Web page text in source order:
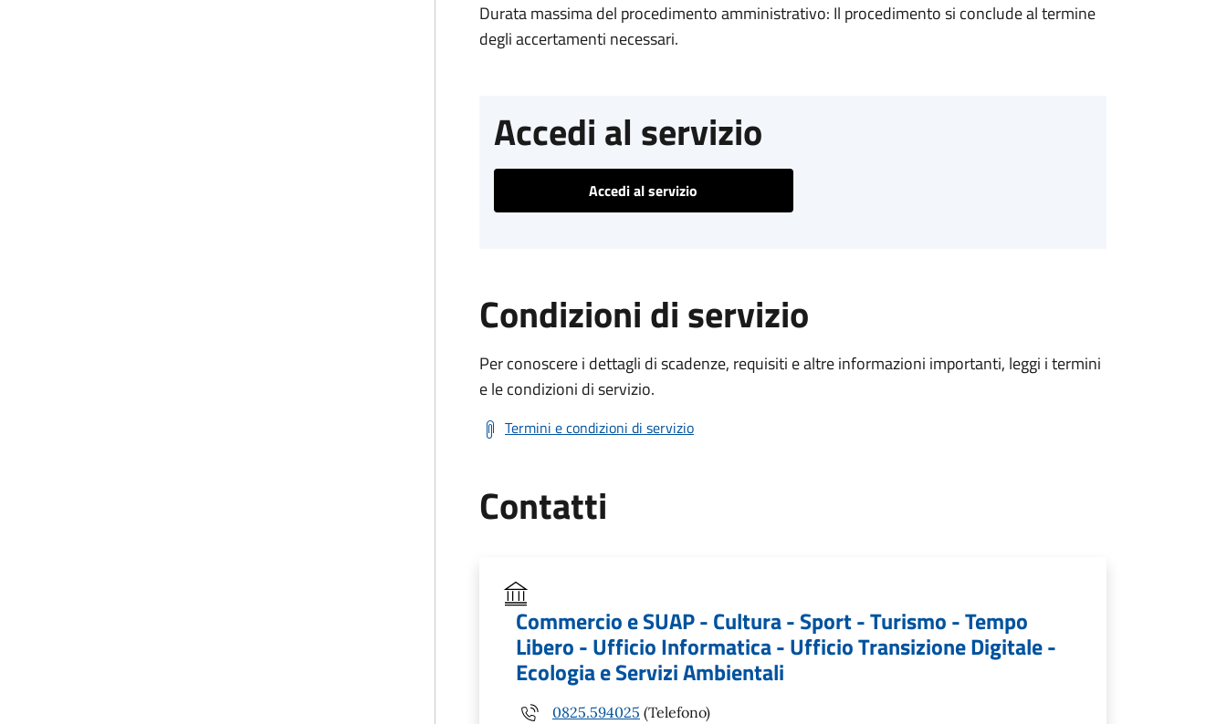
Durata massima del procedimento amministrativo: Il procedimento si conclude al termine
degli accertamenti necessari.
Accedi al servizio
Accedi al servizio
Condizioni di servizio
Per conoscere i dettagli di scadenze, requisiti e altre informazioni importanti, leggi i termini
e le condizioni di servizio.
Termini e condizioni di servizio
Contatti
Commercio e SUAP - Cultura - Sport - Turismo - Tempo
Libero - Ufficio Informatica - Ufficio Transizione Digitale -
Ecologia e Servizi Ambientali
0825.594025 (Telefono)